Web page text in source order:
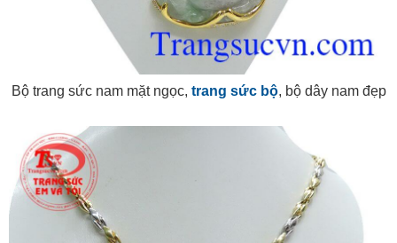
Bộ trang sức nam mặt ngọc, trang sức bộ, bộ dây nam đẹp